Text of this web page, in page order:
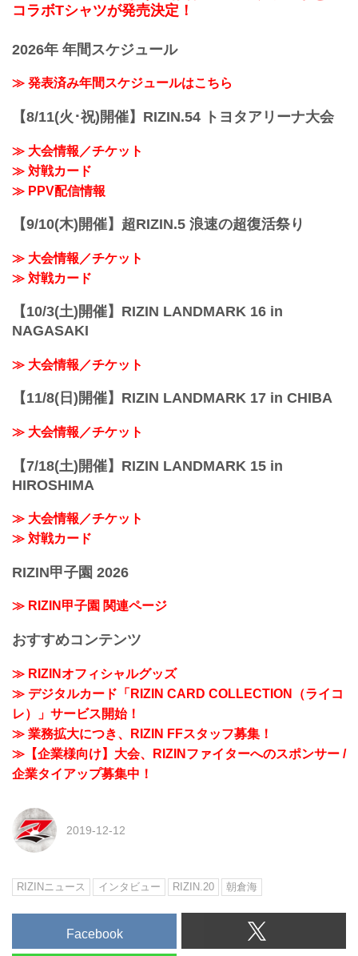
コラボTシャツが発売決定！
2026年 年間スケジュール
≫ 発表済み年間スケジュールはこちら
【8/11(火･祝)開催】RIZIN.54 トヨタアリーナ大会
≫ 大会情報／チケット
≫ 対戦カード
≫ PPV配信情報
【9/10(木)開催】超RIZIN.5 浪速の超復活祭り
≫ 大会情報／チケット
≫ 対戦カード
【10/3(土)開催】RIZIN LANDMARK 16 in
NAGASAKI
≫ 大会情報／チケット
【11/8(日)開催】RIZIN LANDMARK 17 in CHIBA
≫ 大会情報／チケット
【7/18(土)開催】RIZIN LANDMARK 15 in
HIROSHIMA
≫ 大会情報／チケット
≫ 対戦カード
RIZIN甲子園 2026
≫ RIZIN甲子園 関連ページ
おすすめコンテンツ
≫ RIZINオフィシャルグッズ
≫ デジタルカード「RIZIN CARD COLLECTION（ライコ
レ）」サービス開始！
≫ 業務拡大につき、RIZIN FFスタッフ募集！
≫【企業様向け】大会、RIZINファイターへのスポンサー /
企業タイアップ募集中！
2019-12-12
RIZINニュース インタビュー RIZIN.20 朝倉海
Facebook